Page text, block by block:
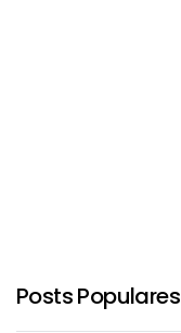
Posts Populares